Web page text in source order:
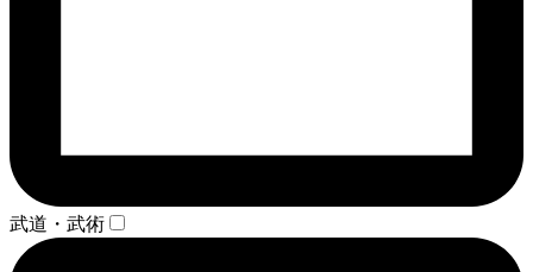
武道・武術